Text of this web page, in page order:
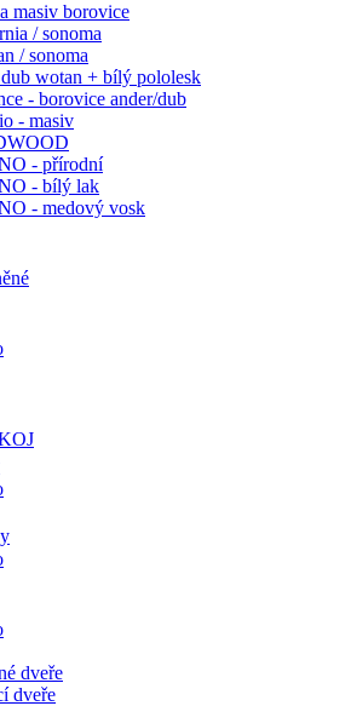
masiv borovice
/ sonoma
/ sonoma
wotan + bílý pololesk
- borovice ander/dub
- masiv
- přírodní
- bílý lak
- medový vosk
dveře
dveře